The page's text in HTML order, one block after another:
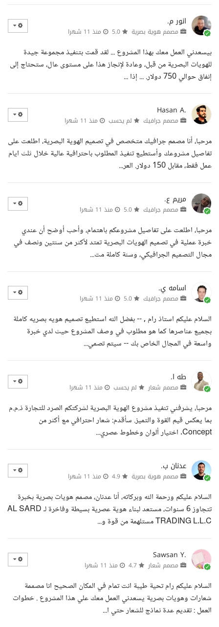
انور م.
مصمم هوية بصرية منذ 11 شهرا
بيسعدني العمل معك بهذا المشروع ... لقد قمت بتنفيذ مجموعة جيدة
للهويات البصرية من قبل، وعادة لإنجاز هذا على مستوى عال، ستحتاج إلى
إنفاق حوالي 750 دولار. ... إذا ...
Hasan A.
مصمم جرافيك لم يحسب منذ 11 شهرا
مرحبا، أنا مصمم جرافيك متخصص في تصميم الهوية البصرية، اطلعت على
تفاصيل مشروعك وأستطيع تنفيذ المطلوب باحترافية عالية خلال ثلث ايام
عمل فقط، مقابل 150 دولار. العر...
مريم ع.
مصمم جرافيك منذ 11 شهرا
مرحبا، اطلعت على تفاصيل مشروعكم باهتمام، وأحب أوضح أن عندي
خبرة عملية في تصميم الهويات البصرية تمتد لأكثر من سنتين ونصف في
مجال التصميم الجرافيكي، وسنة كاملة مت...
اسامه ي.
مصمم جرافيك منذ 11 شهرا
السلام عليكم استاذ رام , -- بفضل الله استطيع تصميم هويه بصريه كاملة
بجميع عناصرها كما هو مطلوب في وصف المشروع حيث لدي خبرة
واسعة في المجال الخاص بك -- سيتم تصمي...
طه ا.
مصمم شعار لم يحسب منذ 11 شهرا
مرحبا، يشرفني تنفيذ مشروع الهوية البصرية لشركتكم الصرد للتجارة ذ.م.م
بما يعكس قيم القوة والتميز. سأقدم: شعار احترافي مع أكثر من
Concept. اختيار ألوان وخطوط عصري...
عدنان ب.
مصمم هوية بصرية منذ 11 شهرا
السلام عليكم ورحمة الله وبركاته، أنا عدنان، مصمم هويات بصرية بخبرة
تتجاوز 6 سنوات، مستعد لبناء هوية عصرية بسيطة وفاخرة لـ AL SARD
TRADING L.L.C مستلهمة من قوة و...
Sawsan Y.
مصمم شعار منذ 11 شهرا
السلام عليكم رام تحية طيبة انت تمام في المكان الصحيح انا مصممة
شعارات وهويات بصرية يسعدني العمل معك علي هذا المشروع . خطوات
العمل : تقديم عدة نماذج للشعار حتي ا...